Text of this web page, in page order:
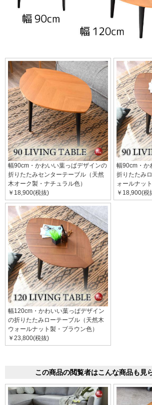
幅90cm・かわいい葉っぱデザインの
折りたたみセンターテーブル（天然
木オーク製・ナチュラル色）
￥18,900(税抜)
幅90cm・か
折りたたみ
ォールナッ
￥18,900(税
幅120cm・かわいい葉っぱデザイン
の折りたたみローテーブル（天然木
ウォールナット製・ブラウン色）
￥23,800(税抜)
この商品の閲覧者はこんな商品も見